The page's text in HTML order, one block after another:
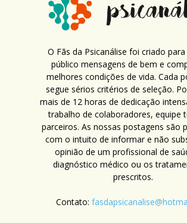
O Fãs da Psicanálise foi criado
público mensagens de bem e
melhores condições de vida. Cada
segue sérios critérios de seleção.
mais de 12 horas de dedicação
trabalho de colaboradores, equipe
parceiros. As nossas postagens são
com o intuito de informar e não
opinião de um profissional de
diagnóstico médico ou os
prescritos.
Contato: